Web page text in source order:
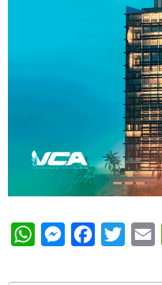
WhatsAppMessengerFacebook
Twitter